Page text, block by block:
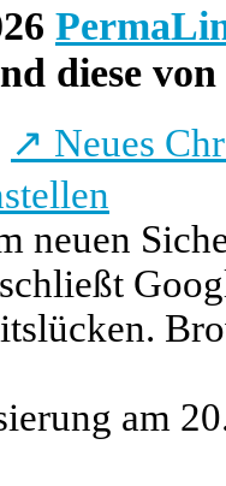
diese
↗ Neues
neuen
am